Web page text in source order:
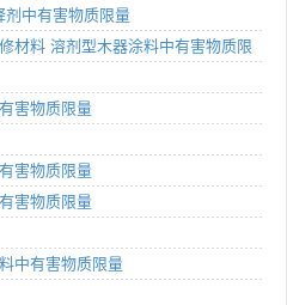
剂中有害物质限量
材料 溶剂型木器涂料中有害物质限
害物质限量
害物质限量
害物质限量
中有害物质限量